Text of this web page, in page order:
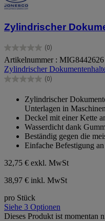
Zylindrischer
(0)
0.0
von
5
Sternen.
Artikelnummer : MIG8442626
Zylindrischer
(0)
0.0
Sternen.
Zylindrischer
Unterlagen in
Deckel mit einer Kette
Wasserdicht dank
Beständig gegen die
Einfache Befestigung
32,75 € exkl. MwSt
38,97 € inkl. MwSt
pro Stück
Siehe 3 Optionen
Dieses Produkt ist momentan